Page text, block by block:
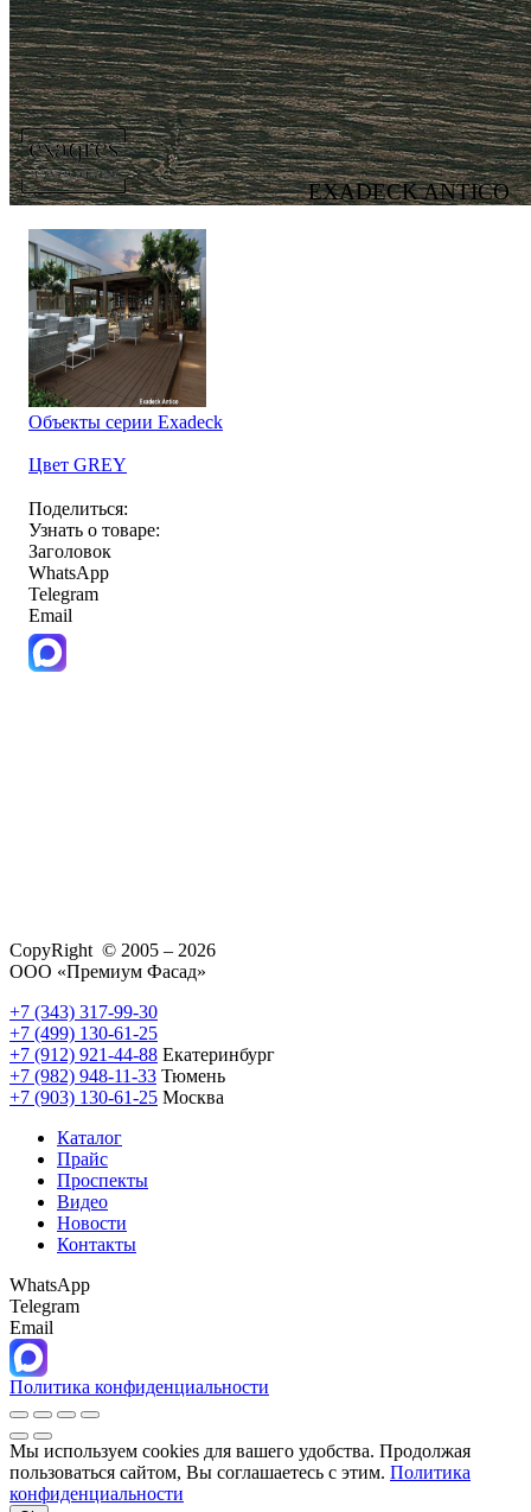
EXADECK ANTICO
Объекты серии Exadeck
Цвет GREY
Поделиться:
Узнать о товаре:
Заголовок
WhatsApp
Telegram
Email
CopyRight © 2005 – 2026
ООО «Премиум Фасад»
+7 (343) 317-99-30
+7 (499) 130-61-25
+7 (912) 921-44-88 Екатеринбург
+7 (982) 948-11-33 Тюмень
+7 (903) 130-61-25 Москва
Каталог
Прайс
Проспекты
Видео
Новости
Контакты
WhatsApp
Telegram
Email
Политика конфиденциальности
Мы используем cookies для вашего удобства. Продолжая
пользоваться сайтом, Вы соглашаетесь с этим. Политика
конфиденциальности